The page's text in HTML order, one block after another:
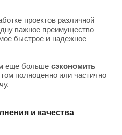
проектов различной
важное преимущество —
быстрое и надежное
еще больше сэкономить
полноценно или частично
и качества